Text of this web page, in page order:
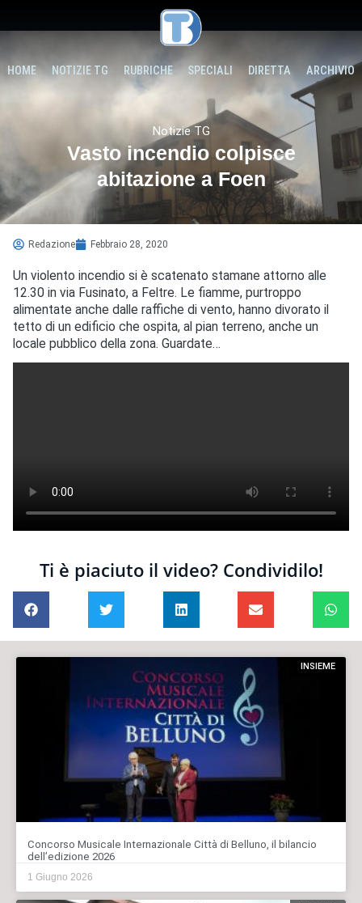
HOME NOTIZIE TG RUBRICHE SPECIALI DIRETTA ARCHIVIO
Notizie TG
Vasto incendio colpisce
abitazione a Foen
Redazione Febbraio 28, 2020
Un violento incendio si è scatenato stamane attorno alle
12.30 in via Fusinato, a Feltre. Le fiamme, purtroppo
alimentate anche dalle raffiche di vento, hanno divorato il
tetto di un edificio che ospita, al pian terreno, anche un
locale pubblico della zona. Guardate…
Ti è piaciuto il video? Condividilo!
INSIEME
Concorso Musicale Internazionale Città di Belluno, il bilancio
dell’edizione 2026
1 Giugno 2026